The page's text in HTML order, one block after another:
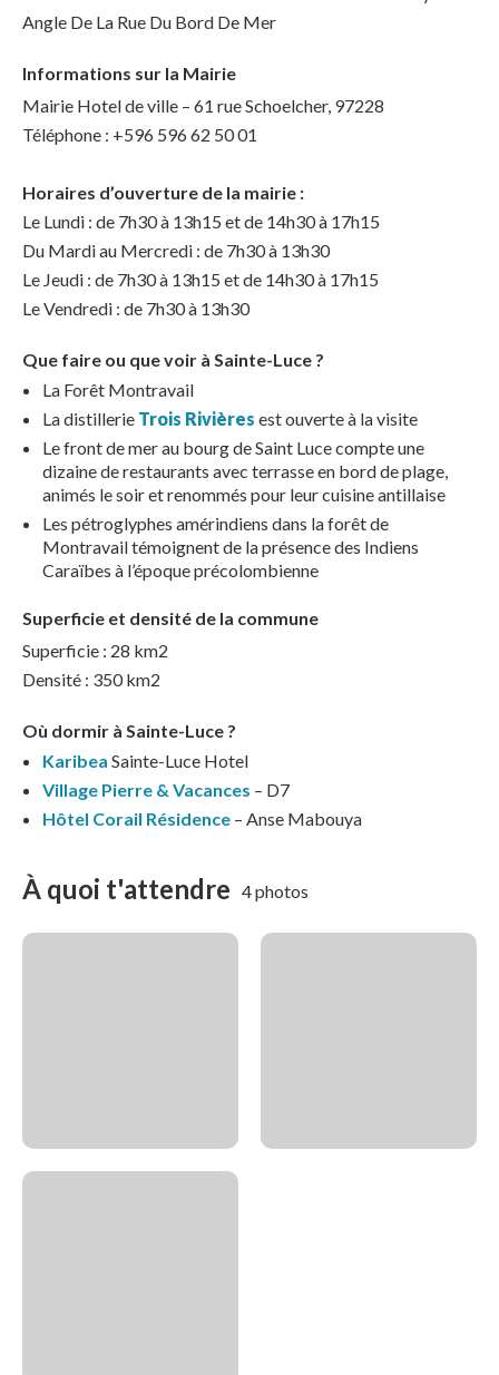
Angle De La Rue Du Bord De Mer
Informations sur la Mairie
Mairie Hotel de ville – 61 rue Schoelcher, 97228
Téléphone : +596 596 62 50 01
Horaires d’ouverture de la mairie :
Le Lundi : de 7h30 à 13h15 et de 14h30 à 17h15
Du Mardi au Mercredi : de 7h30 à 13h30
Le Jeudi : de 7h30 à 13h15 et de 14h30 à 17h15
Le Vendredi : de 7h30 à 13h30
Que faire ou que voir à Sainte-Luce ?
La Forêt Montravail
La distillerie Trois Rivières est ouverte à la visite
Le front de mer au bourg de Saint Luce compte une
dizaine de restaurants avec terrasse en bord de plage,
animés le soir et renommés pour leur cuisine antillaise
Les pétroglyphes amérindiens dans la forêt de
Montravail témoignent de la présence des Indiens
Caraïbes à l’époque précolombienne
Superficie et densité de la commune
Superficie : 28 km2
Densité : 350 km2
Où dormir à Sainte-Luce ?
Karibea Sainte-Luce Hotel
Village Pierre & Vacances – D7
Hôtel Corail Résidence – Anse Mabouya
À quoi t'attendre 4 photos